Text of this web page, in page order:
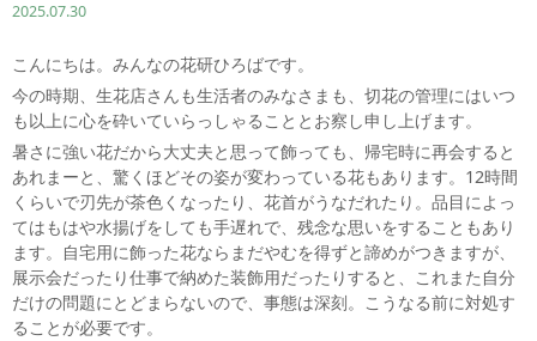
2025.07.30
こんにちは。みんなの花研ひろばです。
今の時期、生花店さんも生活者のみなさまも、切花の管理にはいつ
も以上に心を砕いていらっしゃることとお察し申し上げます。
暑さに強い花だから大丈夫と思って飾っても、帰宅時に再会すると
あれまーと、驚くほどその姿が変わっている花もあります。12時間
くらいで刃先が茶色くなったり、花首がうなだれたり。品目によっ
てはもはや水揚げをしても手遅れで、残念な思いをすることもあり
ます。自宅用に飾った花ならまだやむを得ずと諦めがつきますが、
展示会だったり仕事で納めた装飾用だったりすると、これまた自分
だけの問題にとどまらないので、事態は深刻。こうなる前に対処す
ることが必要です。